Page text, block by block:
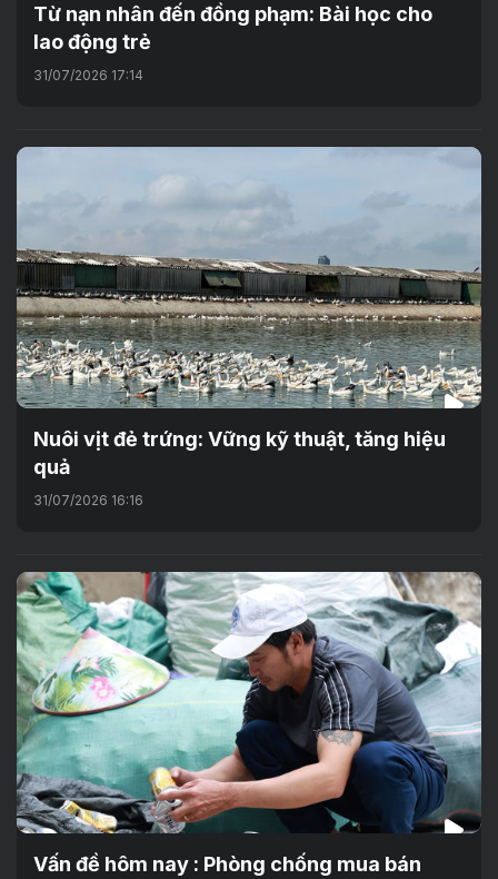
Từ nạn nhân đến đồng phạm: Bài học cho
lao động trẻ
31/07/2026 17:14
Nuôi vịt đẻ trứng: Vững kỹ thuật, tăng hiệu
quả
31/07/2026 16:16
Vấn đề hôm nay : Phòng chống mua bán